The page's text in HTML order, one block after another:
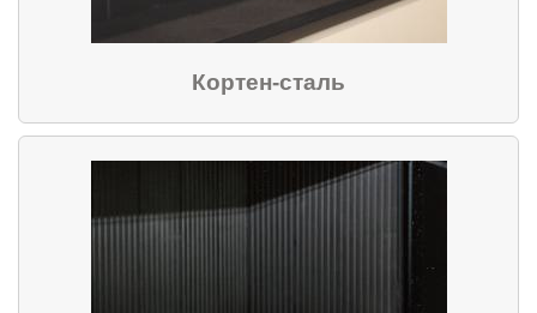
Кортен-сталь